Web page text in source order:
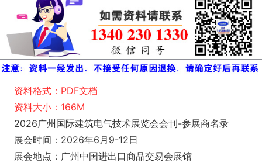
资料格式：PDF文档
资料大小：166M
2026广州国际建筑电气技术展览会会刊-参展商名录
展会时间：2026年6月9-12日
展会地点：广州中国进出口商品交易会展馆